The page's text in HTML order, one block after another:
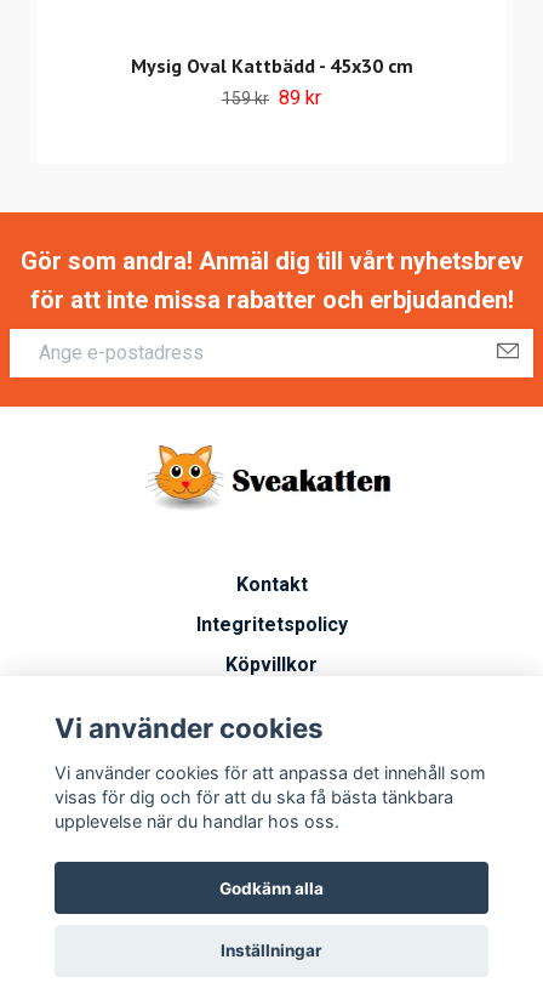
Mysig Oval Kattbädd - 45x30 cm
159 kr 89 kr
Gör som andra! Anmäl dig till vårt nyhetsbrev
för att inte missa rabatter och erbjudanden!
Kontakt
Integritetspolicy
Köpvillkor
Vanliga frågor
Miljöarbete
Vi använder cookies
Vi använder cookies för att anpassa det innehåll som
visas för dig och för att du ska få bästa tänkbara
upplevelse när du handlar hos oss.
Godkänn alla
Inställningar